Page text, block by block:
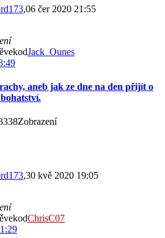
,06 čer 2020 21:55
Jack_Ounes
aneb jak ze dne na den přijít o
bohatství.
,30 kvě 2020 19:05
ChrisC07